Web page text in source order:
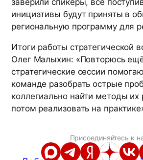
заверили спикеры, все
инициативы будут приняты в
региональную программу для
Итоги работы стратегической
Олег Малыхин: «Повторюсь
стратегические сессии
команде разобрать острые
коллегиально найти методы
потом реализовать на
Присоединяйтесь к